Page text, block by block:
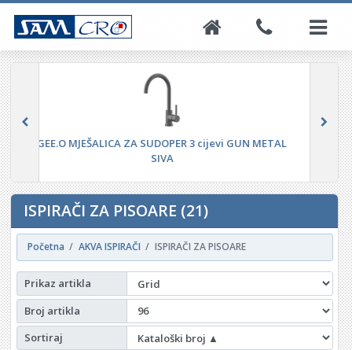
GEE.O MJEŠALICA ZA SUDOPER GUN METAL SIVA
ISPIRAČI ZA PISOARE (21)
Početna AKVA ISPIRAČI ISPIRAČI ZA PISOARE
Prikaz artikla
Broj artikla
Sortiraj